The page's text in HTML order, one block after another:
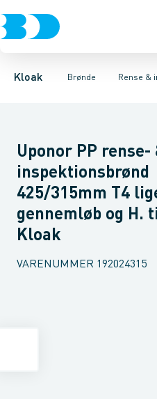
Kloak Brønde
Rør & fittingsBrønde Rense &
Rense & inspektions brønde
Til glatte rørTil ribbede rør
Uponor PP rense-
inspektionsbrønd
425/315mm T4
gennemløb og H.
Kloak
VARENUMMER 192024315